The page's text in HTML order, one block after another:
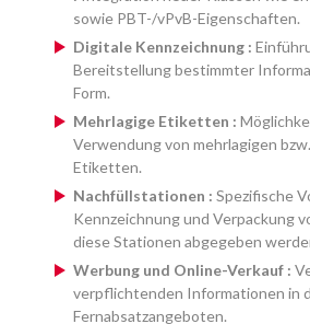
sowie PBT-/vPvB-Eigenschaften.
Digitale Kennzeichnung :
Bereitstellung bestimmter
Form.
Mehrlagige Etiketten :
Verwendung von mehrlagigen
Etiketten.
Nachfüllstationen : Spezifische
Kennzeichnung und Verpackung
diese Stationen abgegeben
Werbung und Online-Verkauf :
verpflichtenden Informationen in
Fernabsatzangeboten.